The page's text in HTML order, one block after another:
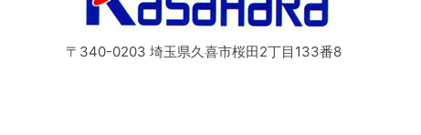
〒340-0203 埼玉県久喜市桜田2丁目133番8